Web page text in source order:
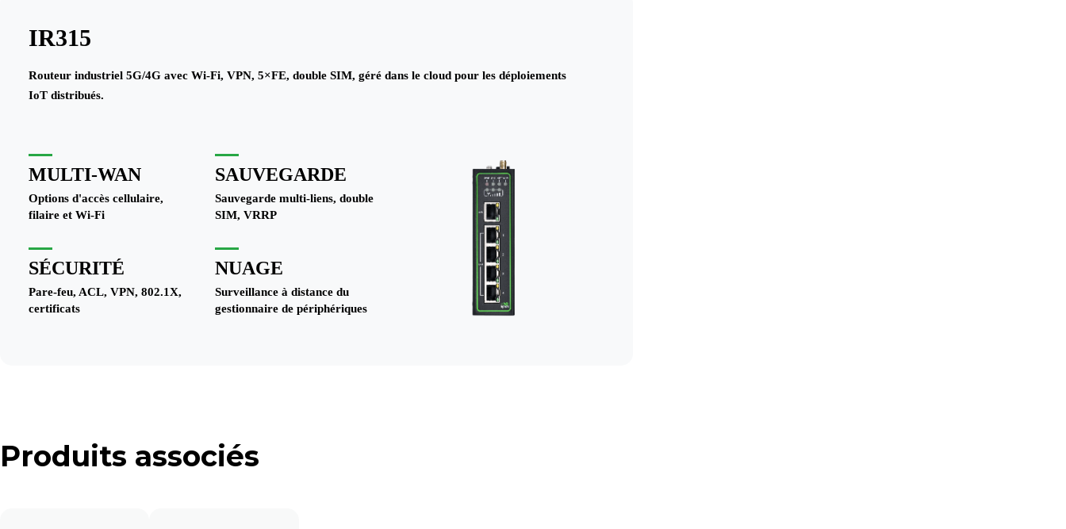
IR315
Routeur industriel 5G/4G avec Wi-Fi, VPN, 5×FE, double SIM, géré dans le cloud pour les déploiements
IoT distribués.
MULTI-WAN
Options d'accès cellulaire,
filaire et Wi-Fi
SAUVEGARDE
Sauvegarde multi-liens, double
SIM, VRRP
SÉCURITÉ
Pare-feu, ACL, VPN, 802.1X,
certificats
NUAGE
Surveillance à distance du
gestionnaire de périphériques
Produits associés